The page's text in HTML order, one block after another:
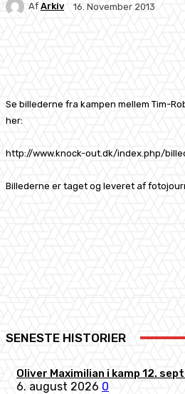
Af Arkiv 16. November 2013
Se billederne fra kampen mellem Tim-
her:
http://www.knock-out.dk/index.php/
Billederne er taget og leveret af
SENESTE HISTORIER
Oliver Maximilian i kamp 12.
6. august 2026 0